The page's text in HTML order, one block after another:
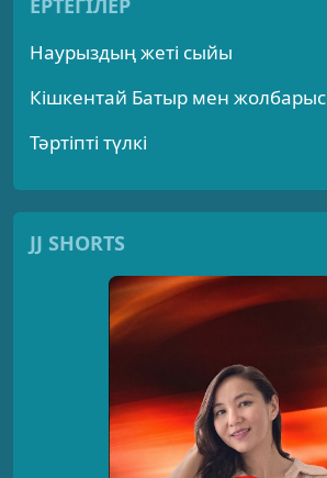
ЕРТЕГІЛЕР
Наурыздың жеті сыйы
Кішкентай Батыр мен жолбарыс
Тәртіпті түлкі
JJ SHORTS